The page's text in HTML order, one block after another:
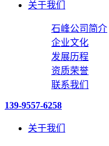
关于我们
石峰公司简介
企业文化
发展历程
资质荣誉
联系我们
139-9557-6258
关于我们